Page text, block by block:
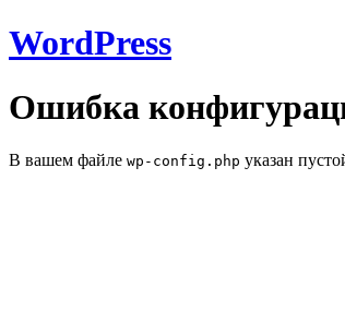
WordPress
Ошибка
В вашем файле wp-config.php указан